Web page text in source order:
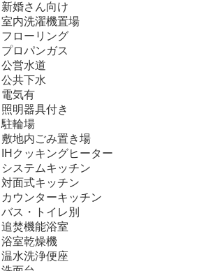
新婚さん向け
室内洗濯機置場
フローリング
プロパンガス
公営水道
公共下水
電気有
照明器具付き
駐輪場
敷地内ごみ置き場
IHクッキングヒーター
システムキッチン
対面式キッチン
カウンターキッチン
バス・トイレ別
追焚機能浴室
浴室乾燥機
温水洗浄便座